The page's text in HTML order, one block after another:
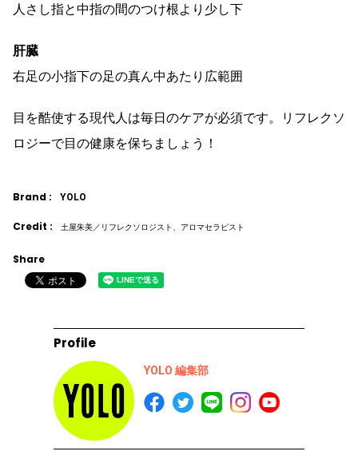
人さし指と中指の間のつけ根より少し下
肝臓
右足の小指下の足の真ん中あたり広範囲
目を酷使する現代人は毎日のケアが必須です。リフレクソ
ロジーで目の健康を保ちましょう！
Brand : YOLO
Credit : 土屋朱美／リフレクソロジスト、アロマセラピスト
Share
Profile
YOLO 編集部